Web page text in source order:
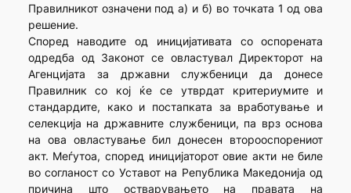
Правилникот означени под а) и б) во точката 1 од ова
решение.
Според наводите од иницијативата со оспорената
одредба од Законот се овластувал Директорот на
Агенцијата за државни службеници да донесе
Правилник со кој ќе се утврдат критериумите и
стандардите, како и постапката за вработување и
селекција на државните службеници, па врз основа
на ова овластување бил донесен второоспорениот
акт. Меѓутоа, според иницијаторот овие акти не биле
во согланост со Уставот на Република Македонија од
причина што остварувањето на правата на